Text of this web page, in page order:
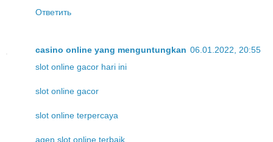
Ответить
casino online yang menguntungkan 06.01.2022, 20:55
slot online gacor hari ini
slot online gacor
slot online terpercaya
agen slot online terbaik